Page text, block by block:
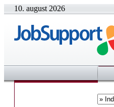
10. august 2026